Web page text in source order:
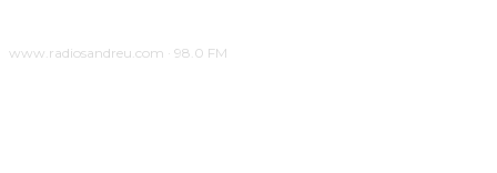
www.radiosandreu.com · 98.0 FM